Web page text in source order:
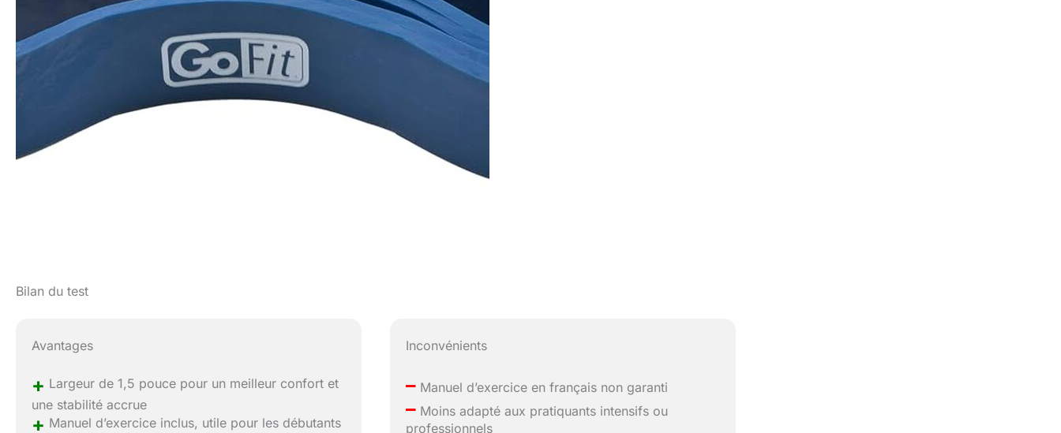
Bilan du test
Avantages
+ Largeur de 1,5 pouce pour un meilleur confort et
une stabilité accrue
+ Manuel d’exercice inclus, utile pour les débutants
Inconvénients
– Manuel d’exercice en français non garanti
– Moins adapté aux pratiquants intensifs ou
professionnels